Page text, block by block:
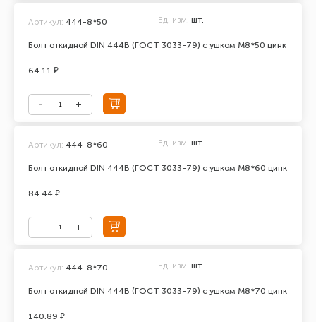
Болт откидной DIN 444В (ГОСТ 3033-79) с ушком М8*50 цинк
Артикул: 444-8*50 Ед. изм. шт.
64.11 ₽
Болт откидной DIN 444В (ГОСТ 3033-79) с ушком М8*60 цинк
Артикул: 444-8*60 Ед. изм. шт.
84.44 ₽
Болт откидной DIN 444В (ГОСТ 3033-79) с ушком М8*70 цинк
Артикул: 444-8*70 Ед. изм. шт.
140.89 ₽